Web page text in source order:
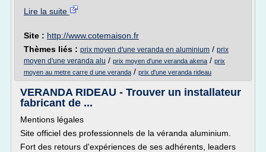
Lire la suite
Site : http://www.cotemaison.fr
Thèmes liés : prix moyen d'une veranda en aluminium / prix
moyen d'une veranda alu / prix moyen d'une veranda akena / prix
moyen au metre carre d une veranda / prix d'une veranda rideau
VERANDA RIDEAU - Trouver un installateur
fabricant de ...
Mentions légales
Site officiel des professionnels de la véranda aluminium.
Fort des retours d'expériences de ses adhérents, leaders